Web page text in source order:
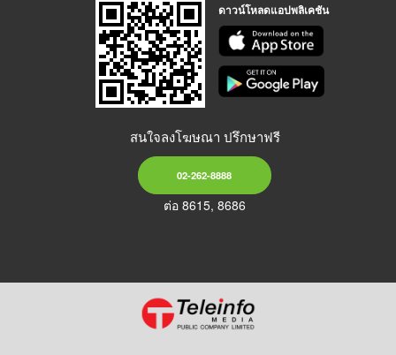
ดาวน์โหลดแอปพลิเคชัน
สนใจลงโฆษณา ปรึกษาฟรี
02-262-8888
ต่อ 8615, 8686